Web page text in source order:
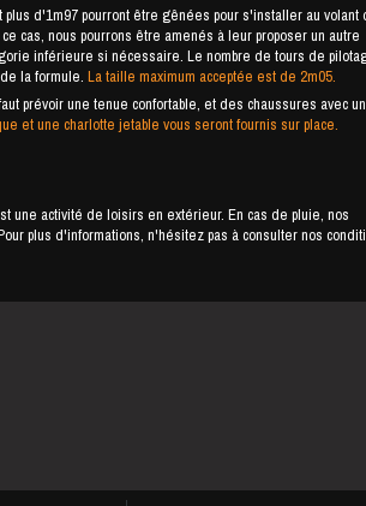
d'1m97 pourront être gênées pour s'installer au volant
cas, nous pourrons être amenés à leur proposer un autre
inférieure si nécessaire. Le nombre de tours de
la formule.La taille maximum acceptée est de 2m05.
prévoir une tenue confortable, et des chaussures avec
et une charlotte jetable vous seront fournis sur place.
une activité de loisirs en extérieur. En cas de pluie, nos
plus d'informations, n'hésitez pas à consulter nos